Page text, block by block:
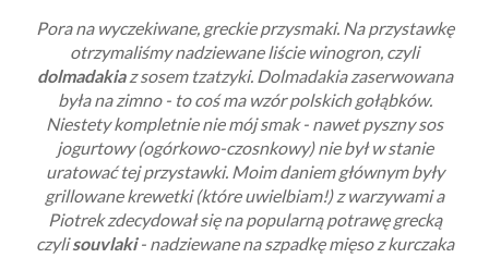
Pora na wyczekiwane, greckie przysmaki. Na przystawkę
otrzymaliśmy nadziewane liście winogron, czyli
dolmadakia z sosem tzatzyki. Dolmadakia zaserwowana
była na zimno - to coś ma wzór polskich gołąbków.
Niestety kompletnie nie mój smak - nawet pyszny sos
jogurtowy (ogórkowo-czosnkowy) nie był w stanie
uratować tej przystawki. Moim daniem głównym były
grillowane krewetki (które uwielbiam!) z warzywami a
Piotrek zdecydował się na popularną potrawę grecką
czylisouvlaki- nadziewane na szpadkę mięso z kurczaka